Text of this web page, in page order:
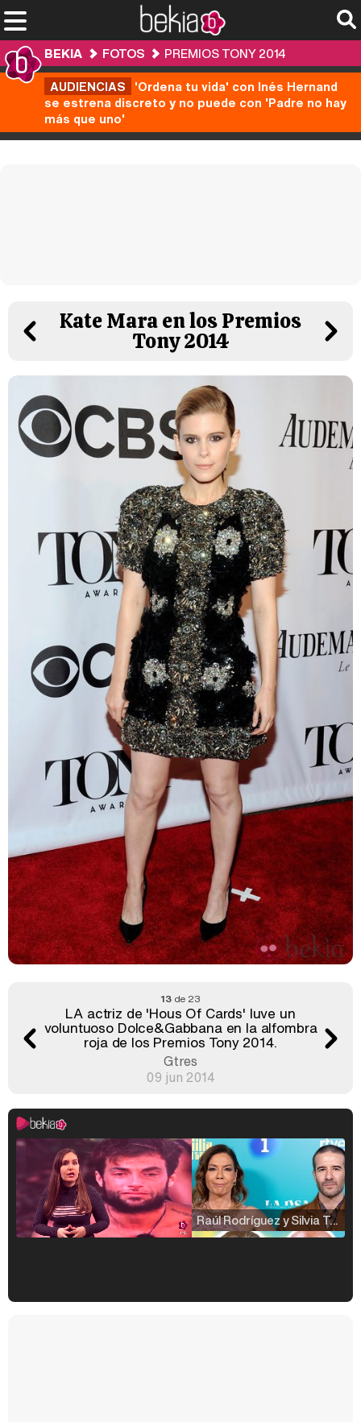
BEKIA FOTOS
PREMIOS TONY 2014
AUDIENCIAS 'Ordena tu vida' con Inés Hernand
se estrena discreto y no puede con 'Padre no hay
más que uno'
Kate Mara en los Premios
Tony 2014
13de 23
LA actriz de 'Hous Of Cards' luve un
voluntuoso Dolce&Gabbana en la alfombra
roja de los Premios Tony 2014.
Gtres
09 jun 2014
Raúl Rodríguez y Silvia Taulés nos cuentan su papel en 'La familia de la tele'